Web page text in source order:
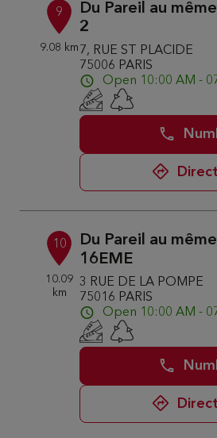
9
9.08 km
Du Pareil au
2
7, RUE ST PLACIDE
75006 PARIS
Open 10:00 AM -
10
10.09
km
Du Pareil au
16EME
3 RUE DE LA POMPE
75016 PARIS
Open 10:00 AM -